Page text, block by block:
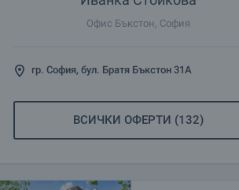
Офис Бъкстон, София
гр. София, бул. Братя Бъкстон 31А
ВСИЧКИ ОФЕРТИ (132)